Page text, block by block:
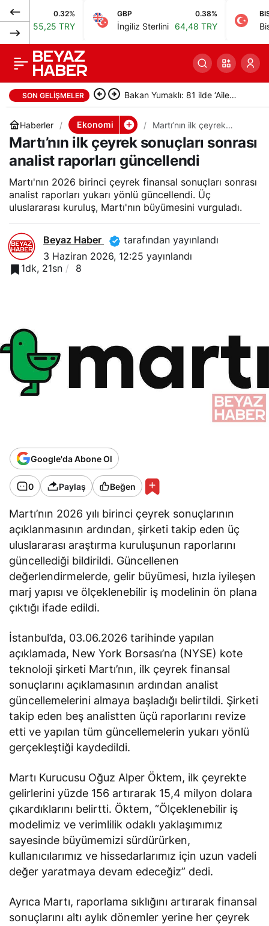
0.32%
TRY
GBP
İngiliz Sterlini 64,48 TRY
BIST
Bist 100
SON GELIŞMELER Afyonkarahisar’da anız yangını;
13 araç zincirleme kazaya
karıştı
Haberler Ekonomi
Martı’nın ilk çeyrek
sonuçları sonrası analist
raporları güncellendi
Martı’nın ilk çeyrek sonuçları sonrası
analist raporları güncellendi
Martı'nın 2026 birinci çeyrek finansal sonuçları sonrası
analist raporları yukarı yönlü güncellendi. Üç
uluslararası kuruluş, Martı'nın büyümesini vurguladı.
Beyaz Haber
tarafından yayınlandı
3 Haziran 2026, 12:25 yayınlandı
1dk, 21sn
8
Google'da Abone Ol
0 Paylaş Beğen
Martı’nın 2026 yılı birinci çeyrek sonuçlarının
açıklanmasının ardından, şirketi takip eden üç
uluslararası araştırma kuruluşunun raporlarını
güncellediği bildirildi. Güncellenen
değerlendirmelerde, gelir büyümesi, hızla iyileşen
marj yapısı ve ölçeklenebilir iş modelinin ön plana
çıktığı ifade edildi.
İstanbul’da, 03.06.2026 tarihinde yapılan
açıklamada, New York Borsası’na (NYSE) kote
teknoloji şirketi Martı’nın, ilk çeyrek finansal
sonuçlarını açıklamasının ardından analist
güncellemelerini almaya başladığı belirtildi. Şirketi
takip eden beş analistten üçü raporlarını revize
etti ve yapılan tüm güncellemelerin yukarı yönlü
gerçekleştiği kaydedildi.
Martı Kurucusu Oğuz Alper Öktem, ilk çeyrekte
gelirlerini yüzde 156 artırarak 15,4 milyon dolara
çıkardıklarını belirtti. Öktem, “Ölçeklenebilir iş
modelimiz ve verimlilik odaklı yaklaşımımız
sayesinde büyümemizi sürdürürken,
kullanıcılarımız ve hissedarlarımız için uzun vadeli
değer yaratmaya devam edeceğiz” dedi.
Ayrıca Martı, raporlama sıklığını artırarak finansal
sonuçlarını altı aylık dönemler yerine her çeyrek
11 kuruluş “Gıda
Okuryazarlığı
Seferberliği” başlattı
0 Paylaş